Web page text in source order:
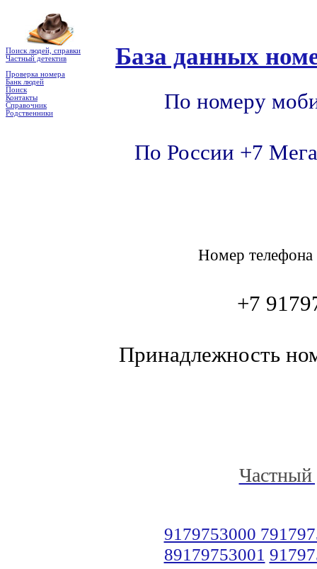
Поиск людей, справки
Частный детектив
Проверка номера
Банк людей
Поиск
Контакты
Справочник
Родственники
База данных
По номеру
По России +7
Номер
+7
Принадлежность
Частный
9179753000
89179753001